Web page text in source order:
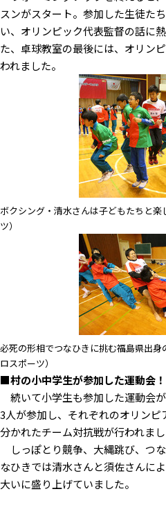
スンがスタート。参加した生徒た
い、オリンピック代表監督の話に
た、卓球教室の最後には、オリン
われました。
ボクシング・清水さんは子どもたちと
ツ）
必死の形相でつなひきに挑む福島県出
ロスポーツ）
■村の小中学生が参加した運動会！
続いて小学生も参加した運動会
3人が参加し、それぞれのオリン
分かれたチーム対抗戦が行われまし
しっぽとり競争、大縄跳び、つ
なひきでは清水さんと須佐さんに
大いに盛り上げていました。